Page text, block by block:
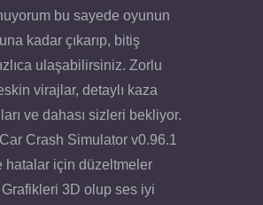
bu sayede oyunun
kadar çıkarıp, bitiş
ulaşabilirsiniz. Zorlu
virajlar, detaylı kaza
ve dahası sizleri bekliyor.
Crash Simulator v0.96.1
hatalar için düzeltmeler
Grafikleri 3D olup ses iyi